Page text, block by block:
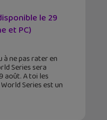
le 29
et PC)
à ne pas rater en
Series sera
août. A toi les
Series est un